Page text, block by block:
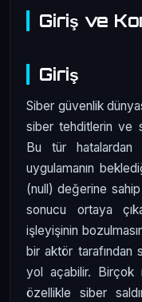
Giriş ve
Giriş
Siber güvenlik
siber tehditlerin ve
Bu tür
uygulamanın
(null) değerine sahip
sonucu ortaya
işleyişinin
bir aktör tarafından
yol açabilir. Birçok
özellikle siber